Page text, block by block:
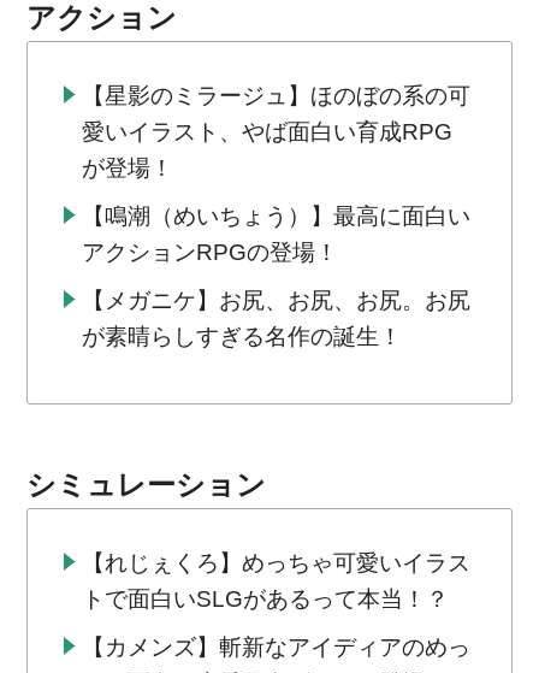
アクション
【星影のミラージュ】ほのぼの系の可
愛いイラスト、やば面白い育成RPG
が登場！
【鳴潮（めいちょう）】最高に面白い
アクションRPGの登場！
【メガニケ】お尻、お尻、お尻。お尻
が素晴らしすぎる名作の誕生！
シミュレーション
【れじぇくろ】めっちゃ可愛いイラス
トで面白いSLGがあるって本当！？
【カメンズ】斬新なアイディアのめっ